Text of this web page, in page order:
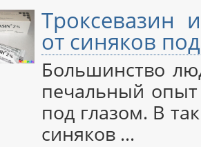
Троксевазин
от синяков
Большинство
печальный опыт
под глазом. В
синяков ...